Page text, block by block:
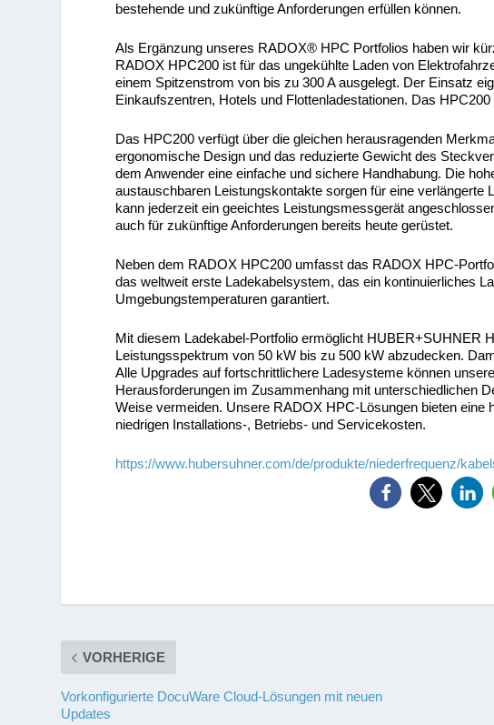
bestehende und zukünftige Anforderungen erfüllen können.
Als Ergänzung unseres RADOX® HPC Portfolios haben wir
RADOX HPC200 ist für das ungekühlte Laden von
einem Spitzenstrom von bis zu 300 A ausgelegt. Der Einsatz
Einkaufszentren, Hotels und Flottenladestationen. Das
Das HPC200 verfügt über die gleichen herausragenden
ergonomische Design und das reduzierte Gewicht des
dem Anwender eine einfache und sichere Handhabung. Die
austauschbaren Leistungskontakte sorgen für eine verlängerte
kann jederzeit ein geeichtes Leistungsmessgerät
auch für zukünftige Anforderungen bereits heute gerüstet.
Neben dem RADOX HPC200 umfasst das RADOX HPC-
das weltweit erste Ladekabelsystem, das ein kontinuierliches
Umgebungstemperaturen garantiert.
Mit diesem Ladekabel-Portfolio ermöglicht HUBER+SUHNER
Leistungsspektrum von 50 kW bis zu 500 kW abzudecken.
Alle Upgrades auf fortschrittlichere Ladesysteme können
Herausforderungen im Zusammenhang mit unterschiedlichen
Weise vermeiden. Unsere RADOX HPC-Lösungen bieten
niedrigen Installations-, Betriebs- und Servicekosten.
https://www.hubersuhner.com/de/produkte/niederfrequenz/
VORHERIGE
Vorkonfigurierte DocuWare Cloud-Lösungen mit neuen
Updates